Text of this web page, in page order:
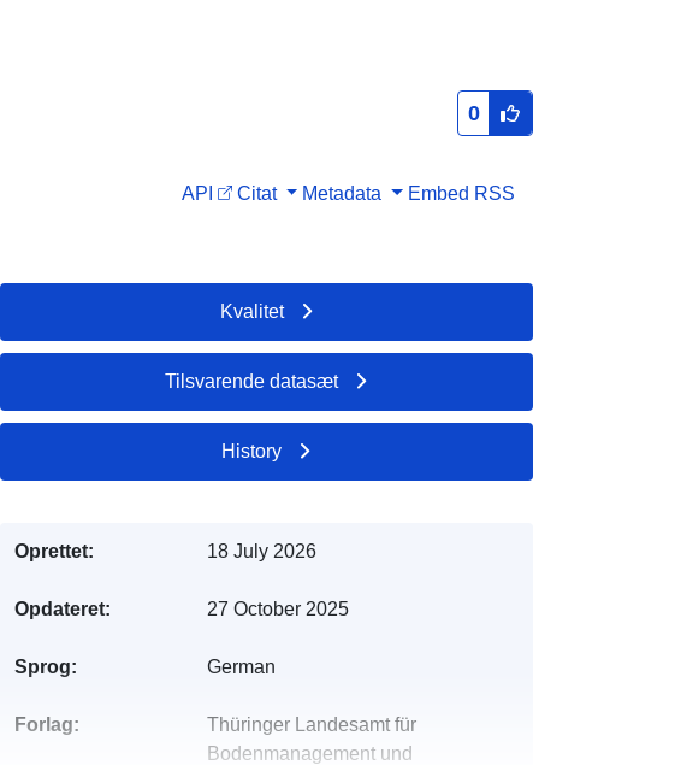
0
API Citat Metadata Embed RSS
Kvalitet
Tilsvarende datasæt
History
Oprettet: 18 July 2026
Opdateret: 27 October 2025
Sprog: German
Forlag:
Thüringer Landesamt für
Bodenmanagement und